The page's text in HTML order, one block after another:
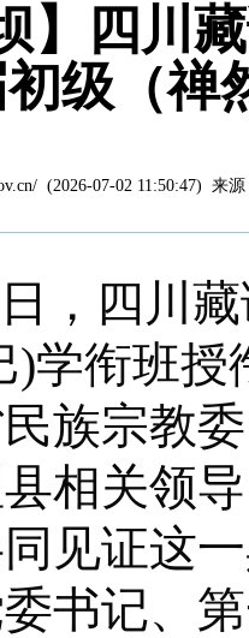
】四川
级（禅
(2026-07-02 11:50:47) 来源
，四川
)学衔班授
族宗教
相关领
见证这
书记、